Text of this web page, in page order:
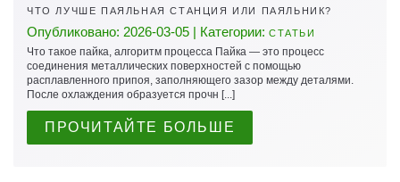
ЧТО ЛУЧШЕ ПАЯЛЬНАЯ СТАНЦИЯ ИЛИ ПАЯЛЬНИК?
Опубликовано: 2026-03-05 | Категории: СТАТЬИ
Что такое пайка, алгоритм процесса Пайка — это процесс
соединения металлических поверхностей с помощью
расплавленного припоя, заполняющего зазор между деталями.
После охлаждения образуется прочн [...]
ПРОЧИТАЙТЕ БОЛЬШЕ